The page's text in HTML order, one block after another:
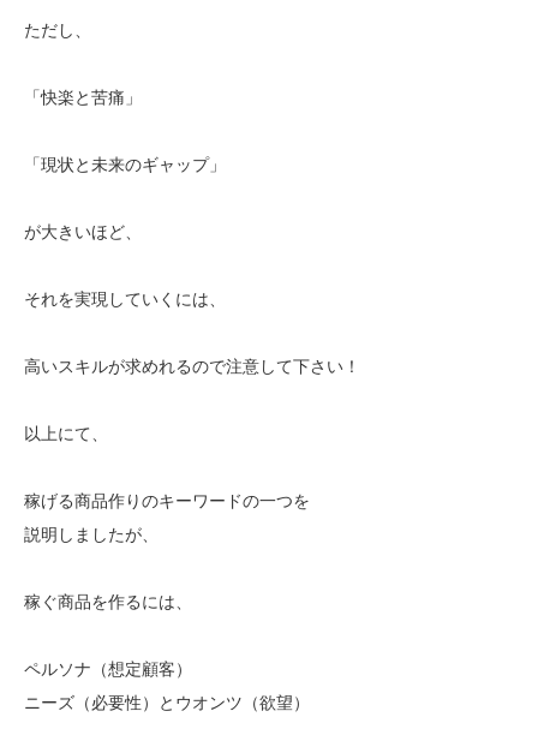
ただし、
「快楽と苦痛」
「現状と未来のギャップ」
が大きいほど、
それを実現していくには、
高いスキルが求めれるので注意して下さい！
以上にて、
稼げる商品作りのキーワードの一つを
説明しましたが、
稼ぐ商品を作るには、
ペルソナ（想定顧客）
ニーズ（必要性）とウオンツ（欲望）